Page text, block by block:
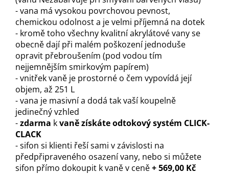
- vana má vysokou povrchovou pevnost,
chemickou odolnost a je velmi příjemná na dotek
- kromě toho všechny kvalitní akrylátové vany se
obecně dají při malém poškození jednoduše
opravit přebroušením (pod vodou tím
nejjemnějším smirkovým papírem)
- vnitřek vaně je prostorné o čem vypovídá její
objem, až 251 L
- vana je masivní a dodá tak vaší koupelně
jedinečný vzhled
-zdarma kvaně získáte odtokový systém CLICK-
CLACK
- sifon si klienti řeší sami v závislosti na
předpřipraveného osazení vany, nebo si můžete
sifon přímo dokoupit k vaně v ceně+ 569,00 Kč